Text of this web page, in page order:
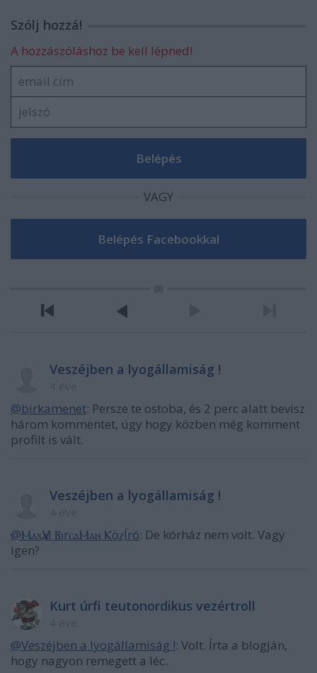
Szólj hozzá!
A hozzászóláshoz be kell lépned!
VAGY
Veszéjben a lyogállamiság !
@birkamenet: Persze te ostoba, és 2 perc alatt bevisz
három kommentet, úgy hogy közben még komment
profilt is vált.
Veszéjben a lyogállamiság !
@ⲘⲁⲭѴⲁl ⲂⲓrⲥⲁⲘⲁⲛ ⲔöⲍÍró: De kórház nem volt. Vagy
igen?
Kurt úrfi teutonordikus vezértroll
@Veszéjben a lyogállamiság !: Volt. Írta a blogján,
hogy nagyon remegett a léc.